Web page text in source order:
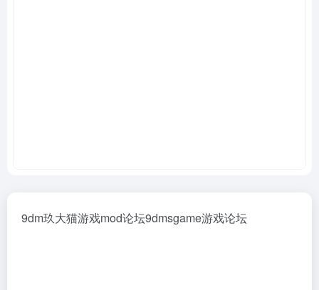
9dm玖大猫游戏mod论坛9dmsgame游戏论坛